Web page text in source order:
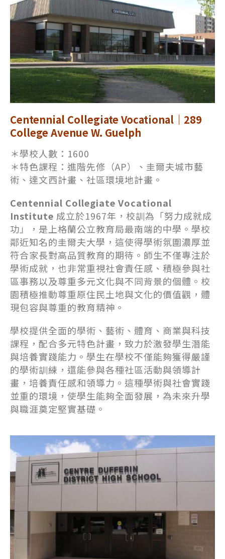
Centennial Collegiate Vocational｜289
College Avenue W. Guelph
＊學校人數：1600
＊特色課程：進階先修（AP）、圭爾夫城市藝
術、達文西計畫、社區環境地計畫。
Centennial Collegiate Vocational
Institute 成立於1967年，校訓為「努力成就成
功」，是上格蘭公立教育局最南端的中學。學校
鄰近知名的圭爾夫大學，這使得學術氛圍濃厚並
符合家長對高品質教育的期待。師生不僅專注於
學術成就，也非常重視社會責任感、積極參與社
區事務以及尊重多元文化與不同背景的個體。校
園積極推動尊重原住民土地與文化的價值觀，體
現包容與尊重的教育精神。
學校提供全面的學術、藝術、體育、商業與科技
課程，配合多元特色計畫，致力於激發學生潛能
與培養實踐能力。學生在學校不僅能夠獲得嚴謹
的學術訓練，還能參與各種社區活動與領導計
畫，培養責任感和領導力。這種學術與社會實踐
並重的環境，使學生能夠全面發展，為未來升學
與職涯奠定堅實基礎。